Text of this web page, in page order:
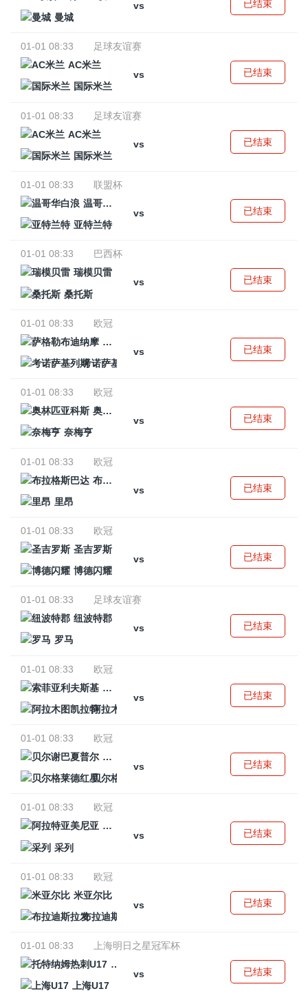
vs
曼城
已结束
01-01 08:33
足球友谊赛
AC米兰
vs
国际米兰
已结束
01-01 08:33
足球友谊赛
AC米兰
vs
国际米兰
已结束
01-01 08:33
联盟杯
温哥华白浪
vs
亚特兰特
已结束
01-01 08:33
巴西杯
瑞模贝雷
vs
桑托斯
已结束
01-01 08:33
欧冠
萨格勒布迪纳摩
vs
考诺萨基列斯
已结束
01-01 08:33
欧冠
奥林匹亚科斯
vs
奈梅亨
已结束
01-01 08:33
欧冠
布拉格斯巴达
vs
里昂
已结束
01-01 08:33
欧冠
圣吉罗斯
vs
博德闪耀
已结束
01-01 08:33
足球友谊赛
纽波特郡
vs
罗马
已结束
01-01 08:33
欧冠
索菲亚利夫斯基
vs
阿拉木图凯拉特
已结束
01-01 08:33
欧冠
贝尔谢巴夏普尔
vs
贝尔格莱德红星
已结束
01-01 08:33
欧冠
阿拉特亚美尼亚
vs
采列
已结束
01-01 08:33
欧冠
米亚尔比
vs
布拉迪斯拉发
已结束
01-01 08:33
上海明日之星冠军杯
托特纳姆热刺U17
vs
上海U17
已结束